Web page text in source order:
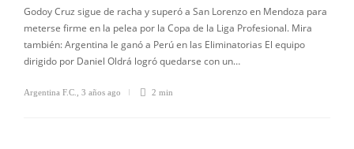
Godoy Cruz sigue de racha y superó a San Lorenzo en Mendoza para
meterse firme en la pelea por la Copa de la Liga Profesional. Mira
también: Argentina le ganó a Perú en las Eliminatorias El equipo
dirigido por Daniel Oldrá logró quedarse con un…
Argentina F.C. 3 años ago 2 min